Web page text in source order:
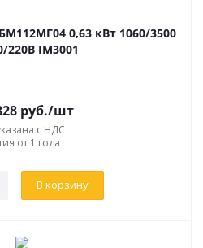
0,63 кВт 1060/3500
220В IM3001
руб./шт
с НДС
от 1 года
В корзину